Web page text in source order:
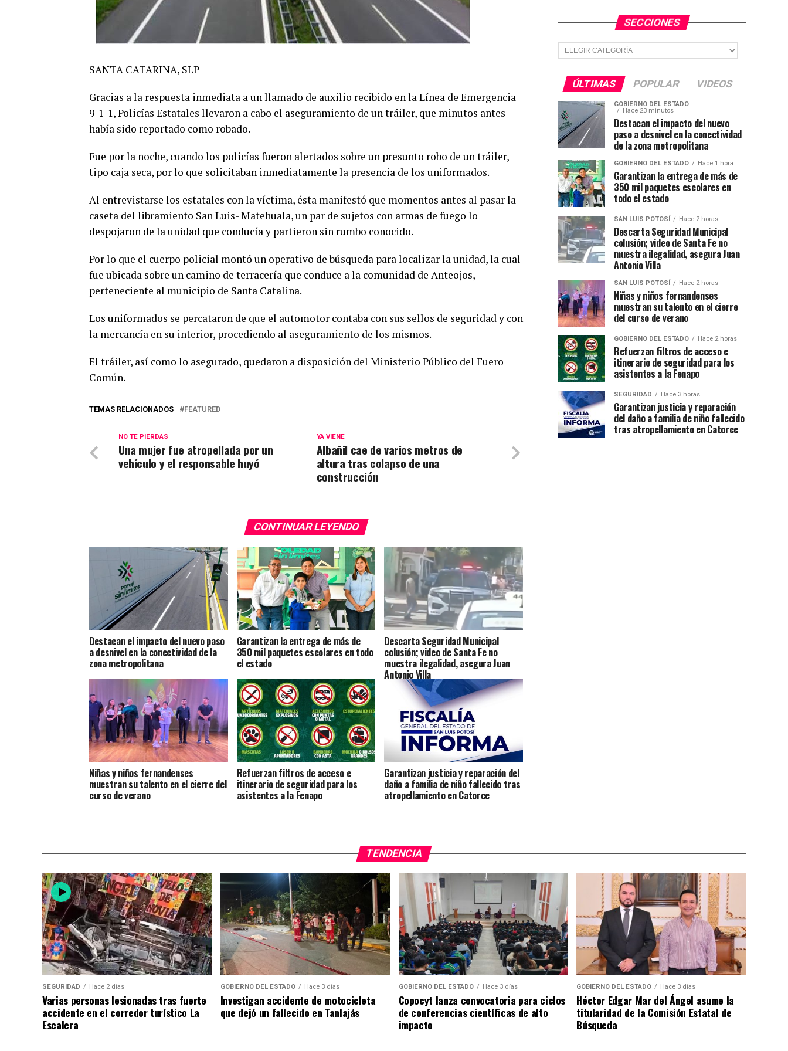
SANTA CATARINA, SLP
Gracias a la respuesta inmediata a un llamado de auxilio recibido en la Línea de Emergencia
9-1-1, Policías Estatales llevaron a cabo el aseguramiento de un tráiler, que minutos antes
había sido reportado como robado.
Fue por la noche, cuando los policías fueron alertados sobre un presunto robo de un tráiler,
tipo caja seca, por lo que solicitaban inmediatamente la presencia de los uniformados.
Al entrevistarse los estatales con la víctima, ésta manifestó que momentos antes al pasar la
caseta del libramiento San Luis- Matehuala,un par de sujetos con armas de fuego lo
despojaron de la unidad que conducíay partieron sin rumbo conocido.
Por lo que el cuerpo policial montó un operativo de búsqueda para localizar la unidad,la cual
fue ubicada sobre un camino de terracería que conduce a la comunidad de Anteojos,
perteneciente al municipio de Santa Catalina.
Los uniformados se percataron de que el automotor contaba con sus sellos de seguridad y con
la mercancía en su interior, procediendo al aseguramiento de los mismos.
El tráiler, así como lo asegurado, quedaron a disposición del Ministerio Público del Fuero
Común.
TEMAS RELACIONADOS FEATURED
YA VIENE
Albañil cae de varios metros de
altura tras colapso de una
construcción
NO TE PIERDAS
Una mujer fue atropellada por un
vehículo y el responsable huyó
CONTINUAR LEYENDO
Destacan el impacto del nuevo paso
a desnivel en la conectividad de la
zona metropolitana
Garantizan la entrega de más de
350 mil paquetes escolares en todo
el estado
Descarta Seguridad Municipal
colusión; video de Santa Fe no
muestra ilegalidad, asegura Juan
Antonio Villa
Niñas y niños fernandenses
muestran su talento en el cierre del
curso de verano
Refuerzan filtros de acceso e
itinerario de seguridad para los
asistentes a la Fenapo
Garantizan justicia y reparación del
daño a familia de niño fallecido tras
atropellamiento en Catorce
SECCIONES
Secciones
ÚLTIMAS POPULAR VIDEOS
GOBIERNO DEL ESTADO
Hace 23 minutos
Destacan el impacto del nuevo
paso a desnivel en la conectividad
de la zona metropolitana
GOBIERNO DEL ESTADO Hace 1 hora
Garantizan la entrega de más de
350 mil paquetes escolares en
todo el estado
SAN LUIS POTOSÍ Hace 2 horas
Descarta Seguridad Municipal
colusión; video de Santa Fe no
muestra ilegalidad, asegura Juan
Antonio Villa
SAN LUIS POTOSÍ Hace 2 horas
Niñas y niños fernandenses
muestran su talento en el cierre
del curso de verano
GOBIERNO DEL ESTADO Hace 2 horas
Refuerzan filtros de acceso e
itinerario de seguridad para los
asistentes a la Fenapo
SEGURIDAD Hace 3 horas
Garantizan justicia y reparación
del daño a familia de niño fallecido
tras atropellamiento en Catorce
TENDENCIA
SEGURIDAD Hace 2 días
Varias personas lesionadas tras fuerte
accidente en el corredor turístico La
Escalera
GOBIERNO DEL ESTADO Hace 3 días
Investigan accidente de motocicleta
que dejó un fallecido en Tanlajás
GOBIERNO DEL ESTADO Hace 3 días
Copocyt lanza convocatoria para ciclos
de conferencias científicas de alto
impacto
GOBIERNO DEL ESTADO Hace 3 días
Héctor Edgar Mar del Ángel asume la
titularidad de la Comisión Estatal de
Búsqueda